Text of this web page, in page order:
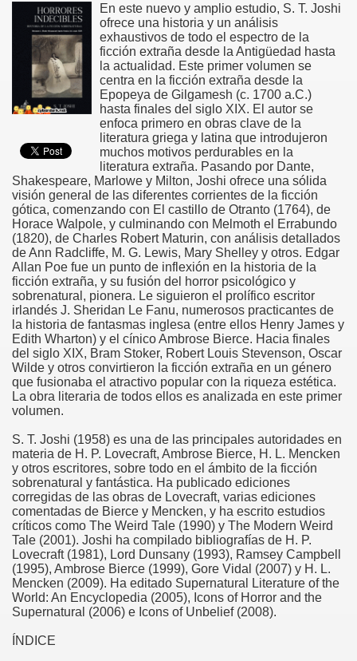
En este nuevo y amplio estudio, S. T. Joshi
ofrece una historia y un análisis
exhaustivos de todo el espectro de la
ficción extraña desde la Antigüedad hasta
la actualidad. Este primer volumen se
centra en la ficción extraña desde la
Epopeya de Gilgamesh (c. 1700 a.C.)
hasta finales del siglo XIX. El autor se
enfoca primero en obras clave de la
literatura griega y latina que introdujeron
muchos motivos perdurables en la
literatura extraña. Pasando por Dante,
Shakespeare, Marlowe y Milton, Joshi ofrece una sólida
visión general de las diferentes corrientes de la ficción
gótica, comenzando con El castillo de Otranto (1764), de
Horace Walpole, y culminando con Melmoth el Errabundo
(1820), de Charles Robert Maturin, con análisis detallados
de Ann Radcliffe, M. G. Lewis, Mary Shelley y otros. Edgar
Allan Poe fue un punto de inflexión en la historia de la
ficción extraña, y su fusión del horror psicológico y
sobrenatural, pionera. Le siguieron el prolífico escritor
irlandés J. Sheridan Le Fanu, numerosos practicantes de
la historia de fantasmas inglesa (entre ellos Henry James y
Edith Wharton) y el cínico Ambrose Bierce. Hacia finales
del siglo XIX, Bram Stoker, Robert Louis Stevenson, Oscar
Wilde y otros convirtieron la ficción extraña en un género
que fusionaba el atractivo popular con la riqueza estética.
La obra literaria de todos ellos es analizada en este primer
volumen.
S. T. Joshi (1958) es una de las principales autoridades en
materia de H. P. Lovecraft, Ambrose Bierce, H. L. Mencken
y otros escritores, sobre todo en el ámbito de la ficción
sobrenatural y fantástica. Ha publicado ediciones
corregidas de las obras de Lovecraft, varias ediciones
comentadas de Bierce y Mencken, y ha escrito estudios
críticos como The Weird Tale (1990) y The Modern Weird
Tale (2001). Joshi ha compilado bibliografías de H. P.
Lovecraft (1981), Lord Dunsany (1993), Ramsey Campbell
(1995), Ambrose Bierce (1999), Gore Vidal (2007) y H. L.
Mencken (2009). Ha editado Supernatural Literature of the
World: An Encyclopedia (2005), Icons of Horror and the
Supernatural (2006) e Icons of Unbelief (2008).
ÍNDICE